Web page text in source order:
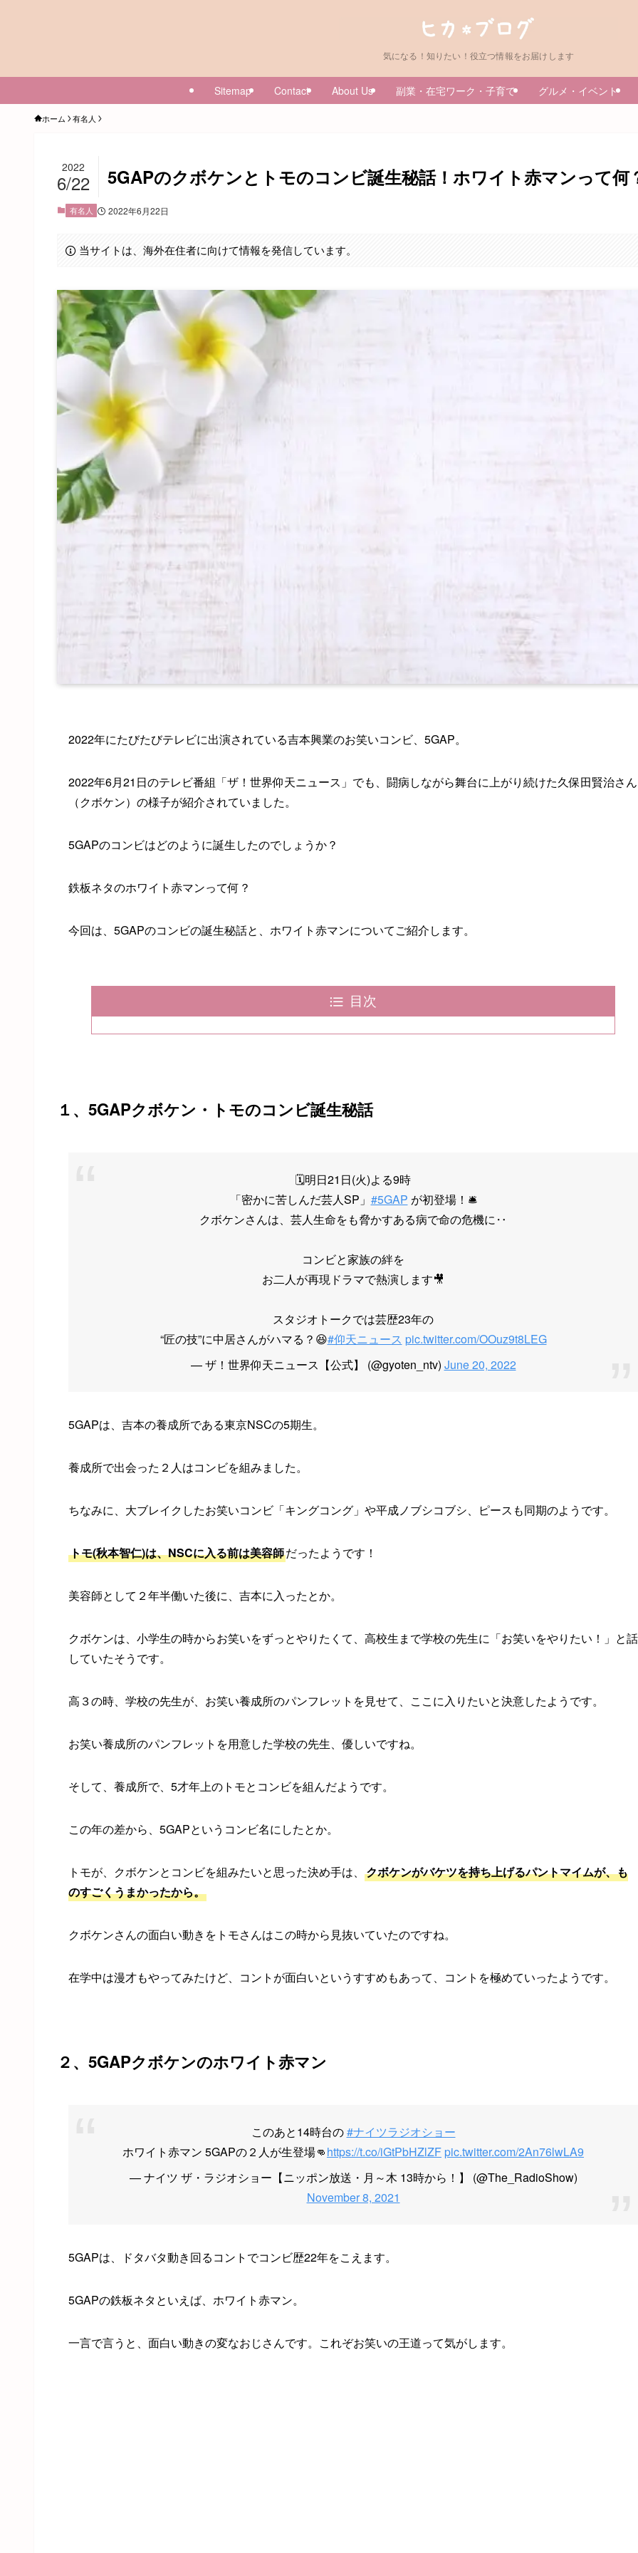
気になる！知りたい！役立つ情報をお届けします
Sitemap Contact About Us 副業・在宅ワーク・子育て グルメ・イベント
ホーム 有名人
5GAPのクボケンとトモのコンビ誕生秘話！ホワイト赤マンって何
2022
6/22
有名人 2022年6月22日
当サイトは、海外在住者に向けて情報を発信しています。
2022年にたびたびテレビに出演されている吉本興業のお笑いコンビ、5GAP。
2022年6月21日のテレビ番組「ザ！世界仰天ニュース」でも、闘病しながら舞台に上がり続けた久保田賢治さん
（クボケン）の様子が紹介されていました。
5GAPのコンビはどのように誕生したのでしょうか？
鉄板ネタのホワイト赤マンって何？
今回は、5GAPのコンビの誕生秘話と、ホワイト赤マンについてご紹介します。
目次
１、5GAPクボケン・トモのコンビ誕生秘話
🗓明日21日(火)よる9時
「密かに苦しんだ芸人SP」 #5GAP が初登場！🛎
クボケンさんは、芸人生命をも脅かすある病で命の危機に‥
コンビと家族の絆を
お二人が再現ドラマで熱演します🎥
スタジオトークでは芸歴23年の
“匠の技”に中居さんがハマる？😆#仰天ニュース pic.twitter.com/OOuz9t8LEG
— ザ！世界仰天ニュース【公式】 (@gyoten_ntv) June 20, 2022
5GAPは、吉本の養成所である東京NSCの5期生。
養成所で出会った２人はコンビを組みました。
ちなみに、大ブレイクしたお笑いコンビ「キングコング」や平成ノブシコブシ、ピースも同期のようです。
トモ(秋本智仁)は、NSCに入る前は美容師だったようです！
美容師として２年半働いた後に、吉本に入ったとか。
クボケンは、小学生の時からお笑いをずっとやりたくて、高校生まで学校の先生に「お笑いをやりたい！」と話
していたそうです。
高３の時、学校の先生が、お笑い養成所のパンフレットを見せて、ここに入りたいと決意したようです。
お笑い養成所のパンフレットを用意した学校の先生、優しいですね。
そして、養成所で、5才年上のトモとコンビを組んだようです。
この年の差から、5GAPというコンビ名にしたとか。
トモが、クボケンとコンビを組みたいと思った決め手は、 クボケンがバケツを持ち上げるパントマイムが、も
のすごくうまかったから。
クボケンさんの面白い動きをトモさんはこの時から見抜いていたのですね。
在学中は漫才もやってみたけど、コントが面白いというすすめもあって、コントを極めていったようです。
２、5GAPクボケンのホワイト赤マン
このあと14時台の#ナイツラジオショー
ホワイト赤マン 5GAPの２人が生登場👊https://t.co/iGtPbHZlZF pic.twitter.com/2An76lwLA9
— ナイツ ザ・ラジオショー【ニッポン放送・月～木 13時から！】 (@The_RadioShow)
November 8, 2021
5GAPは、ドタバタ動き回るコントでコンビ歴22年をこえます。
5GAPの鉄板ネタといえば、ホワイト赤マン。
一言で言うと、面白い動きの変なおじさんです。これぞお笑いの王道って気がします。